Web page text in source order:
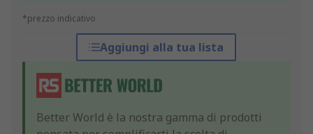
*prezzo indicativo
Aggiungi alla tua lista
Better World è la nostra gamma di prodotti